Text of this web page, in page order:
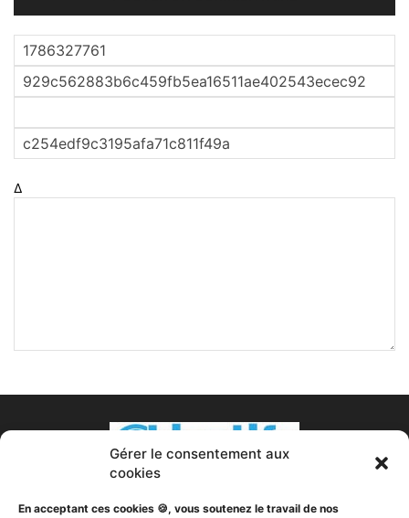
Δ
Gérer le consentement aux
cookies
En acceptant ces cookies 🍪, vous soutenez le travail de nos